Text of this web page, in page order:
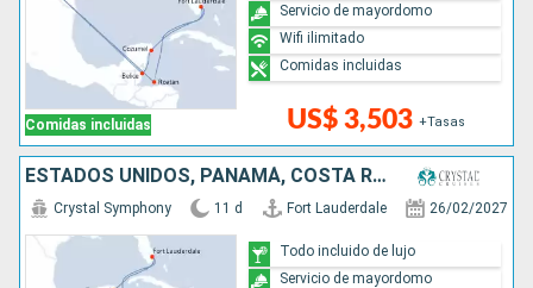
Comidas incluidas US$ 3,503 +Tasas
Servicio de mayordomo
Wifi ilimitado
Comidas incluidas
ESTADOS UNIDOS, PANAMÁ, COSTA RICA, HONDURAS, BELICE, MÉXICO
Crystal Symphony 11 d Fort Lauderdale 26/02/2027
Todo incluido de lujo
Servicio de mayordomo